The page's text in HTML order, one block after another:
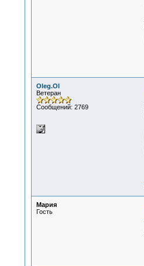
Oleg.Ol
Ветеран
Сообщений: 2769
Мария
Гость